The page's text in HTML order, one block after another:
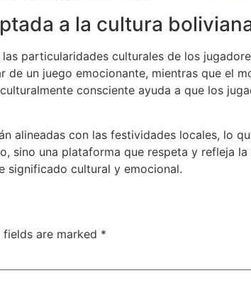
a la cultura
particularidades culturales de los
un juego emocionante, mientras que el
consciente ayuda a que los
alineadas con las festividades locales, lo
sino una plataforma que respeta y refleja
significado cultural y emocional.
fields are marked *